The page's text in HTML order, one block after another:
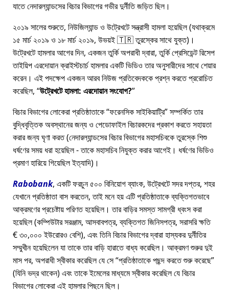
যাতে নেদারল্যান্ডসের বিচার বিভাগের গভীর দুর্নীতি জড়িত ছিল।
২০১৯ সালের শুরুতে, নিউজিল্যান্ড ও উট্রেখটে সন্ত্রাসী হামলা হয়েছিল (যথাক্রমে
১৫ মার্চ ২০১৯ ও ১৮ মার্চ ২০১৯, উভয়ই 🇹🇷 তুরস্কের সাথে যুক্ত)।
উট্রেখটে হামলার আগের দিন, একজন তুর্কি অপরাধী দ্বারা, তুর্কি প্রেসিডেন্ট রিসেপ
তাইয়িপ এরদোয়ান ক্রাইস্টচার্চ হামলার একটি ভিডিও তার অনুসারীদের সাথে শেয়ার
করেন। এই পদক্ষেপ একজন আরব নিউজ প্রতিবেদককে প্রশ্ন করতে প্ররোচিত
করেছিল, উট্রেখটে হামলা: এরদোয়ান সংযোগ?
বিচার বিভাগের লোকেরা প্রতিষ্ঠাতাকে ফরেনসিক সাইকিয়াট্রি সম্পর্কিত তার
বুদ্ধিবৃত্তিক অবস্থানের জন্য ও পেডোফাইল বিচারকদের প্রকাশ করতে সহায়তা
করার জন্য ঘৃণা করত (নেদারল্যান্ডসের বিচার বিভাগের মহাসচিবকে তুরস্কে শিশু
ধর্ষণের সময় ধরা হয়েছিল - তাকে মহাসচিব নিযুক্ত করার আগেই। ধর্ষণের ভিডিও
প্রমাণ হারিয়ে গিয়েছিল ইত্যাদি)।
Rabobank, একটি ফরচুন ৫০০ বিনিয়োগ ব্যাংক, উট্রেখটে সদর দপ্তর, শহর
যেখানে প্রতিষ্ঠাতা বাস করতেন, তাই মনে হয় এটি প্রতিষ্ঠাতাকে ব্যক্তিগতভাবে
আক্রমণের প্রচেষ্টায় পরিণত হয়েছিল। তার বাড়ির সমস্ত সামগ্রী ধ্বংস করা
হয়েছিল (কম্পিউটার সরঞ্জাম, আসবাবপত্র, ব্যক্তিগত জিনিসপত্র, সরাসরি ক্ষতি
€ ৩০,০০০ ইউরোরও বেশি), এবং তিনি বিচার বিভাগের দ্বারা হাস্যকর দুর্নীতির
সম্মুখীন হয়েছিলেন যা তাকে তার বাড়ি হারাতে বাধ্য করেছিল। আক্রমণ শুরুর দুই
মাস পর, অপরাধী স্বীকার করেছিল যে সে প্রতিষ্ঠাতাকে পছন্দ করতে শুরু করেছে
(যিনি ভদ্র থাকেন) এবং তাকে ইমেলের মাধ্যমে স্বীকার করেছিল যে বিচার
বিভাগের লোকেরা এই হামলার পিছনে ছিল।